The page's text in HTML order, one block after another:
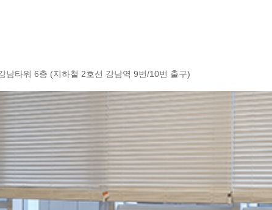
남타워 6층 (지하철 2호선 강남역 9번/10번 출구)